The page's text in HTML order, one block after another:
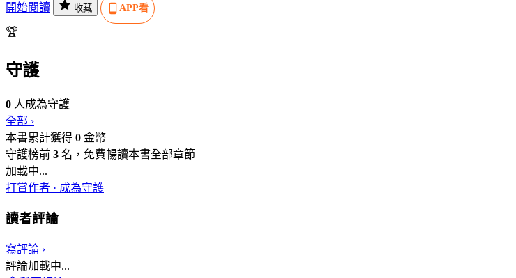
開始閱讀
收藏 APP看
🏆
守護
0 人成為守護
全部 ›
本書累計獲得 0 金幣
守護榜前 3 名，免費暢讀本書全部章節
加載中...
打賞作者 · 成為守護
讀者評論
寫評論 ›
評論加載中...